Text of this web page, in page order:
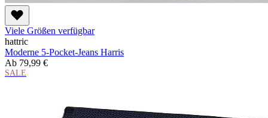
Viele Größen verfügbar
hattric
Moderne 5-Pocket-Jeans Harris
Ab 79,99 €
SALE